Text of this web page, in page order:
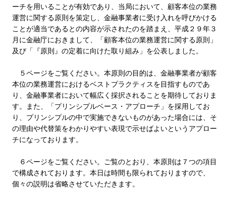
ーチを用いることが有効であり、当局において、顧客本位の業務
運営に関する原則を策定し、金融事業者に受け入れを呼びかける
ことが適当であるとの内容が示されたのを踏まえ、平成２９年３
月に金融庁におきまして、「顧客本位の業務運営に関する原則」
及び「『原則』の定着に向けた取り組み」を公表しました。
５ページをご覧ください。本原則の目的は、金融事業者が顧客
本位の業務運営におけるベストプラクティスを目指すものであ
り、金融事業者において幅広く採択されることを期待しておりま
す。また、「プリンシプルベース・アプローチ」を採用してお
り、プリンシプルの中で実施できないものがあった場合には、そ
の理由や代替策をわかりやすい表現で示せばよいというアプロー
チになっております。
６ページをご覧ください。ご覧のとおり、本原則は７つの項目
で構成されております。本日は時間も限られておりますので、
個々の説明は省略させていただきます。